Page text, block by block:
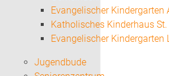
Evangelischer Kindergarten
Katholisches Kinderhaus
Evangelischer Kindergarten
Jugendbude